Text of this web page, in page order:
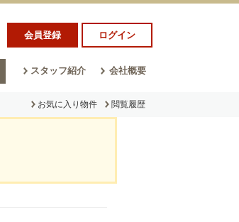
会員登録 ログイン
スタッフ紹介 会社概要
お気に入り物件 閲覧履歴